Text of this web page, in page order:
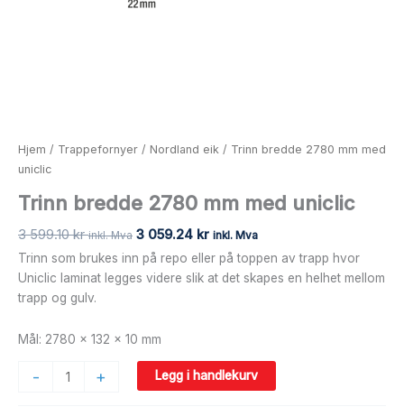
Hjem / Trappefornyer / Nordland eik / Trinn bredde 2780 mm med
uniclic
Trinn bredde 2780 mm med uniclic
3 599.10kr inkl. Mva 3 059.24 kr inkl. Mva
Trinn som brukes inn på repo eller på toppen av trapp hvor
Uniclic laminat legges videre slik at det skapes en helhet mellom
trapp og gulv.
Mål: 2780 x 132 x 10 mm
- + Legg i handlekurv